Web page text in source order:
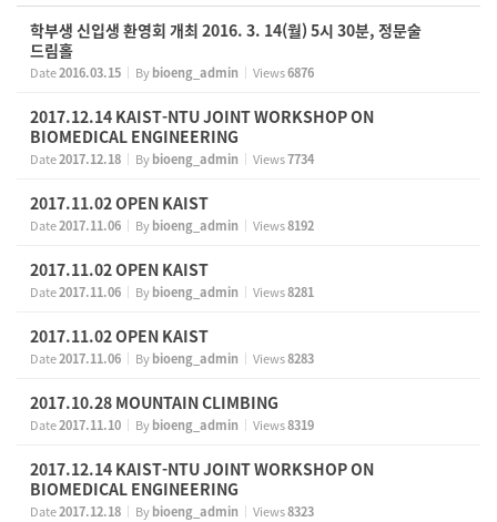
학부생 신입생 환영회 개최 2016. 3. 14(월) 5시 30분, 정문술
드림홀
Date2016.03.15 Bybioeng_admin Views6876
2017.12.14 KAIST-NTU JOINT WORKSHOP ON
BIOMEDICAL ENGINEERING
Date2017.12.18 Bybioeng_admin Views7734
2017.11.02 OPEN KAIST
Date2017.11.06 Bybioeng_admin Views8192
2017.11.02 OPEN KAIST
Date2017.11.06 Bybioeng_admin Views8281
2017.11.02 OPEN KAIST
Date2017.11.06 Bybioeng_admin Views8283
2017.10.28 MOUNTAIN CLIMBING
Date2017.11.10 Bybioeng_admin Views8319
2017.12.14 KAIST-NTU JOINT WORKSHOP ON
BIOMEDICAL ENGINEERING
Date2017.12.18 Bybioeng_admin Views8323